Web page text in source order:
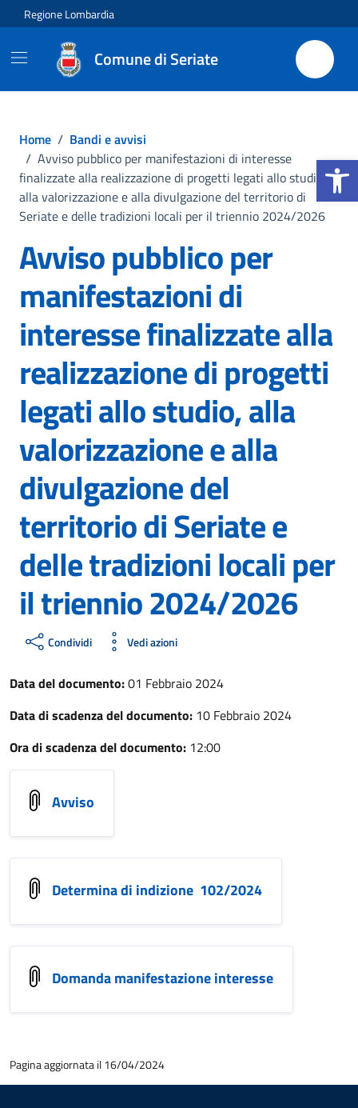
Apri la
Vai ai contenuti
Vai al footer
Regione Lombardia
Comune di Seriate
Home / Bandi e avvisi
/ Avviso pubblico per manifestazioni di interesse
finalizzate alla realizzazione di progetti legati allo studio,
alla valorizzazione e alla divulgazione del territorio di
Seriate e delle tradizioni locali per il triennio 2024/2026
Avviso pubblico per
manifestazioni di
interesse finalizzate alla
realizzazione di progetti
legati allo studio, alla
valorizzazione e alla
divulgazione del
territorio di Seriate e
delle tradizioni locali per
il triennio 2024/2026
Condividi Vedi azioni
Data del documento:01 Febbraio 2024
Data di scadenza del documento: 10 Febbraio 2024
Ora di scadenza del documento: 12:00
Avviso
Determina di indizione 102/2024
Domanda manifestazione interesse
Pagina aggiornata il 16/04/2024